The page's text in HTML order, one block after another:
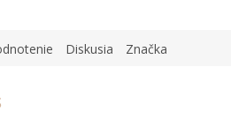
Diskusia Značka